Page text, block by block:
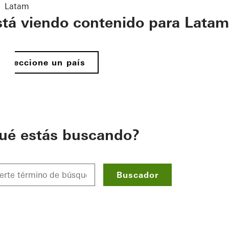
Latam
viendo contenido para Latam
Seleccione un país
estás buscando?
Buscador